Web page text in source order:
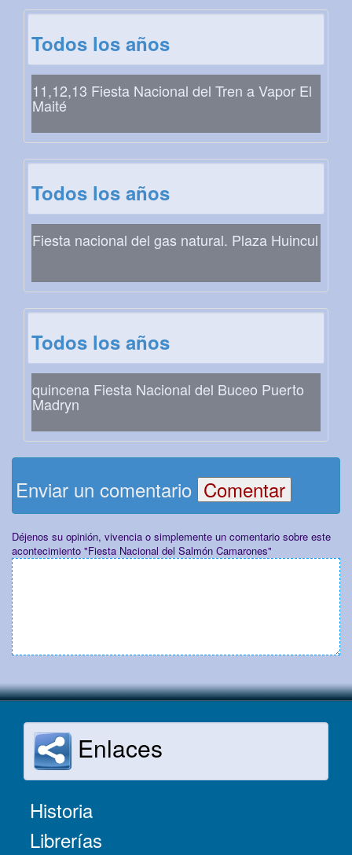
Todos los años
11,12,13 Fiesta Nacional del Tren a Vapor El
Maité
Todos los años
Fiesta nacional del gas natural. Plaza Huincul
Todos los años
quincena Fiesta Nacional del Buceo Puerto
Madryn
Enviar un comentario
Déjenos su opinión, vivencia o simplemente un comentario sobre este
acontecimiento "Fiesta Nacional del Salmón Camarones"
Enlaces
Historia
Librerías